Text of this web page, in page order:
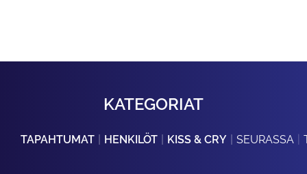
KATEGORIAT
TAPAHTUMAT HENKILÖT KISS & CRY SEURASSA